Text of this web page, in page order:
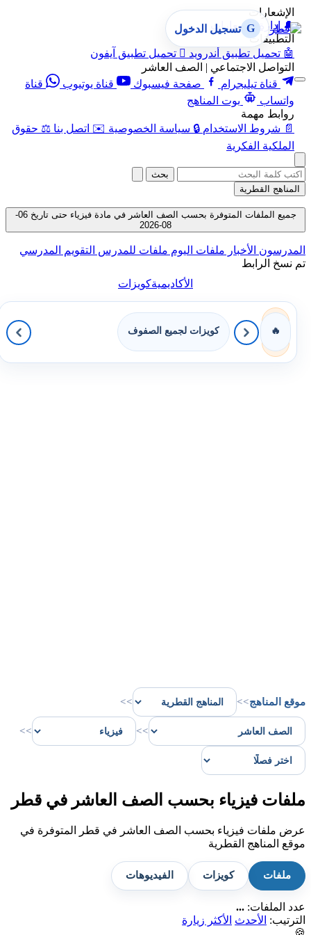
الإشعارات
🔔 إدارة الإشعارات
التطبيقات
🤖 تحميل تطبيق أندرويد  تحميل تطبيق آيفون
التواصل الاجتماعي | الصف العاشر
قناة تيليجرام
صفحة فيسبوك قناة يوتيوب
قناة
واتساب
بوت المناهج
روابط مهمة
📄 شروط الاستخدام 🔒 سياسة الخصوصية ✉️ اتصل بنا ⚖️ حقوق
الملكية الفكرية
G تسجيل الدخول
بحث
المناهج القطرية
جميع الملفات المتوفرة بحسب الصف العاشر في مادة فيزياء حتى تاريخ 06-
08-2026
المدرسون الأخبار ملفات اليوم ملفات للمدرس التقويم المدرسي
تم نسخ الرابط
الأكاديميةكويزات
🔥 كويزات لجميع الصفوف
موقع المناهج>>
>>
>>
>>
ملفات فيزياء بحسب الصف العاشر في قطر
عرض ملفات فيزياء بحسب الصف العاشر في قطر المتوفرة في
موقع المناهج القطرية
ملفات كويزات الفيديوهات
عدد الملفات: ...
الترتيب:
الأحدث
الأكثر زيارة
🍪